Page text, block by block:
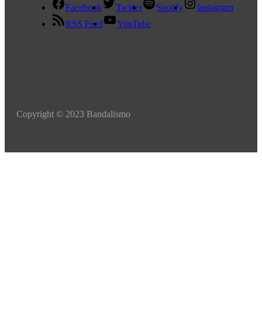
Facebook Twitter Spotify
Instagram
RSS Feed
YouTube
Copyright © 2023 Bandalismo